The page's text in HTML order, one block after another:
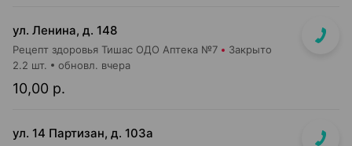
ул. Ленина, д. 148
Рецепт здоровья Тишас ОДО Аптека №7 Закрыто
10,00 р.
2.2 шт. обновл. вчера
ул. 14 Партизан, д. 103а